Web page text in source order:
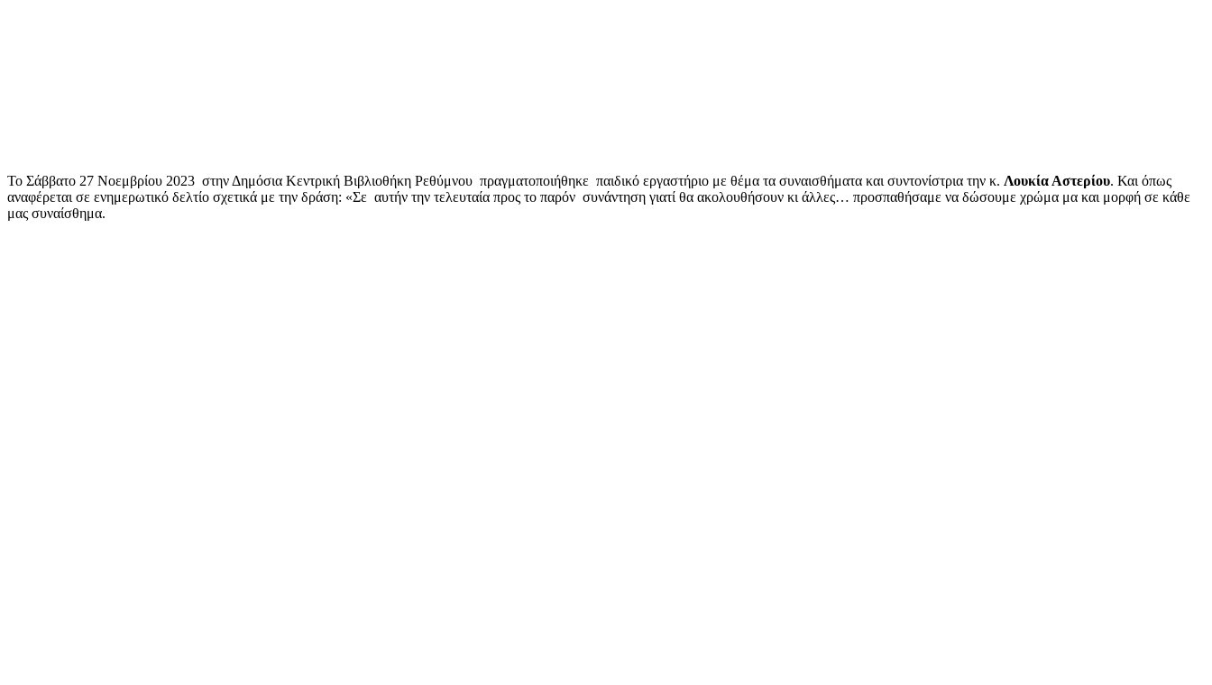
Το Σάββατο 27 Νοεμβρίου 2023 στην Δημόσια Κεντρική Βιβλιοθήκη Ρεθύμνου πραγματοποιήθηκε παιδικό εργαστήριο με θέμα τα συναισθήματα και συντονίστρια την κ. Λουκία Αστερίου. Και όπως
αναφέρεται σε ενημερωτικό δελτίο σχετικά με την δράση: «Σε αυτήν την τελευταία προς το παρόν συνάντηση γιατί θα ακολουθήσουν κι άλλες… προσπαθήσαμε να δώσουμε χρώμα μα και μορφή σε κάθε
μας συναίσθημα.